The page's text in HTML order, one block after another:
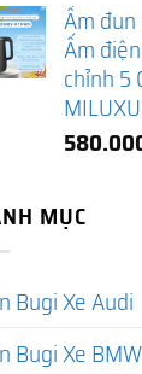
Ấm
Ấm
chỉnh 5
MỤC
Bugi Xe Audi
Bugi Xe BMW